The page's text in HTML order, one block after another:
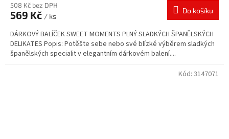
508 Kč bez DPH
569 Kč / ks
Do košíku
DÁRKOVÝ BALÍČEK SWEET MOMENTS PLNÝ SLADKÝCH ŠPANĚLSKÝCH
DELIKATES Popis: Potěšte sebe nebo své blízké výběrem sladkých
španělských specialit v elegantním dárkovém balení....
Kód: 3147071